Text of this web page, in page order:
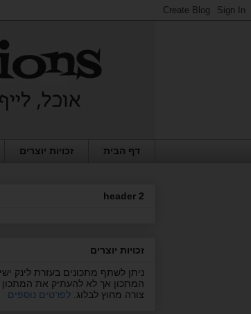
דף הבית זכויות יוצרים
header 2
זכויות יוצרים
ניתן לשתף מתכונים בעזרת לינק
המתכון אך לא להעתיק את
צורה מחוץ לבלוג. לפרטים נוספים